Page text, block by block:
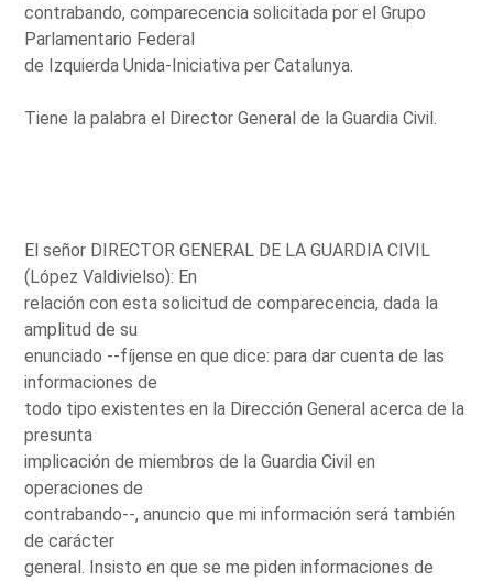
contrabando, comparecencia solicitada por el Grupo
Parlamentario Federal
de Izquierda Unida-Iniciativa per Catalunya.
Tiene la palabra el Director General de la Guardia Civil.
El señor DIRECTOR GENERAL DE LA GUARDIA CIVIL
(López Valdivielso): En
relación con esta solicitud de comparecencia, dada la
amplitud de su
enunciado --fíjense en que dice: para dar cuenta de las
informaciones de
todo tipo existentes en la Dirección General acerca de la
presunta
implicación de miembros de la Guardia Civil en
operaciones de
contrabando--, anuncio que mi información será también
de carácter
general. Insisto en que se me piden informaciones de